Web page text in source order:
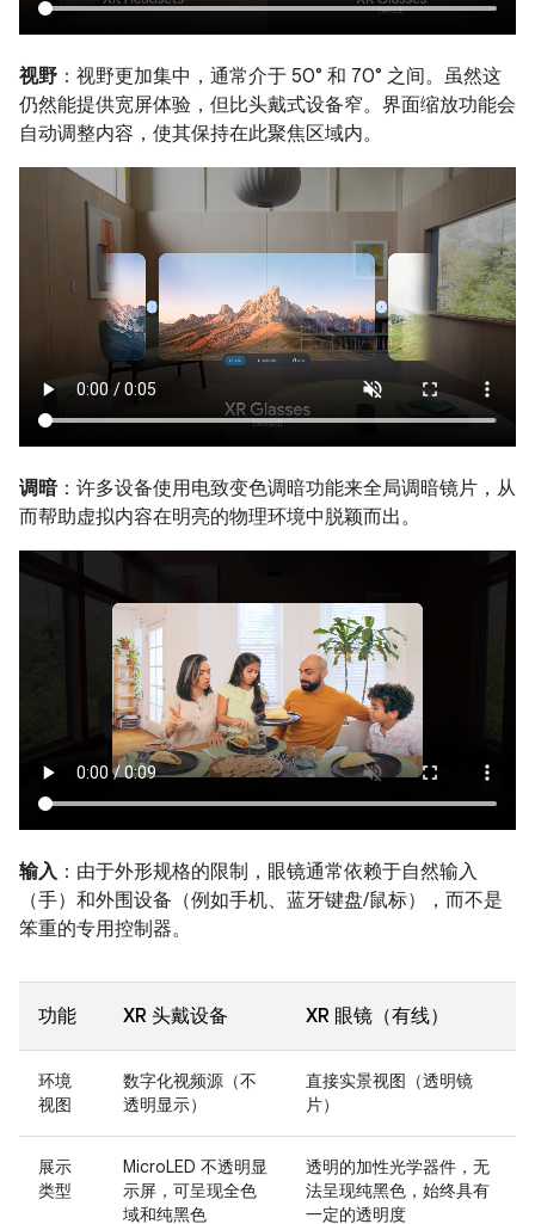
视野 ：视野更加集中，通常介于 50° 和 70° 之间。虽然这
仍然能提供宽屏体验，但比头戴式设备窄。界面缩放功能会
自动调整内容，使其保持在此聚焦区域内。
调暗：许多设备使用电致变色调暗功能来全局调暗镜片，从
而帮助虚拟内容在明亮的物理环境中脱颖而出。
输入 ：由于外形规格的限制，眼镜通常依赖于自然输入
（手）和外围设备（例如手机、蓝牙键盘/鼠标），而不是
笨重的专用控制器。
功能 XR 头戴设备 XR 眼镜（有线）
环境
视图
数字化视频源（不
透明显示）
直接实景视图（透明镜
片）
展示
类型
MicroLED 不透明显
示屏，可呈现全色
域和纯黑色
透明的加性光学器件，无
法呈现纯黑色，始终具有
一定的透明度